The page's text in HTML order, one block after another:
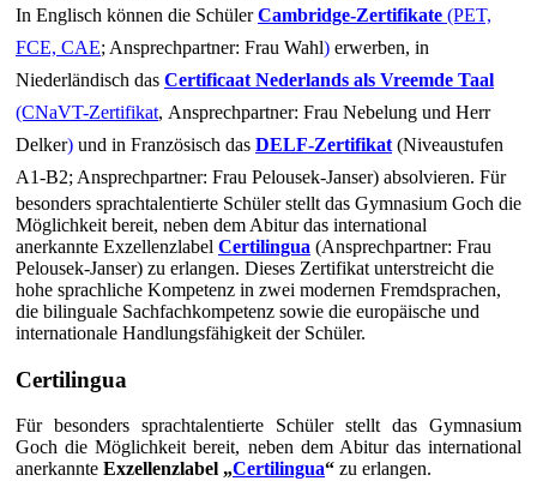
In Englisch können die SchülerCambridge-Zertifikate (PET,
FCE, CAE; Ansprechpartner: Frau Wahl) erwerben, in
Niederländisch das Certificaat Nederlands als Vreemde Taal
(CNaVT-Zertifikat, Ansprechpartner: Frau Nebelung und Herr
Delker) und in Französisch das DELF-Zertifikat (Niveaustufen
A1-B2; Ansprechpartner: Frau Pelousek-Janser) absolvieren. Für
besonders sprachtalentierte Schüler stellt das Gymnasium Goch die
Möglichkeit bereit, neben dem Abitur das international
anerkannte Exzellenzlabel Certilingua (Ansprechpartner: Frau
Pelousek-Janser) zu erlangen. Dieses Zertifikat unterstreicht die
hohe sprachliche Kompetenz in zwei modernen Fremdsprachen,
die bilinguale Sachfachkompetenz sowie die europäische und
internationale Handlungsfähigkeit der Schüler.
Certilingua
Für besonders sprachtalentierte Schüler stellt das Gymnasium
Goch die Möglichkeit bereit, neben dem Abitur das international
anerkannte Exzellenzlabel „Certilingua“ zu erlangen.